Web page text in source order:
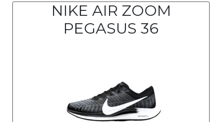
NIKE AIR ZOOM
PEGASUS 36